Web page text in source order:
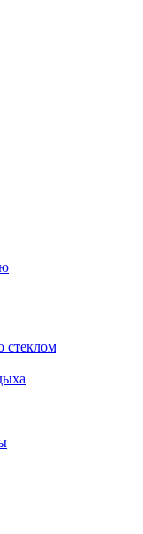
стеклом